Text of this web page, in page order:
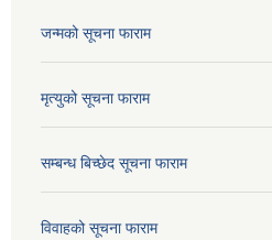
जन्मको सूचना फाराम
मृत्युको सूचना फाराम
सम्बन्ध बिच्छेद सूचना फाराम
विवाहको सूचना फाराम